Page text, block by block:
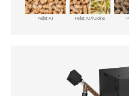
Pellet A1 Pellet A1/Avoine